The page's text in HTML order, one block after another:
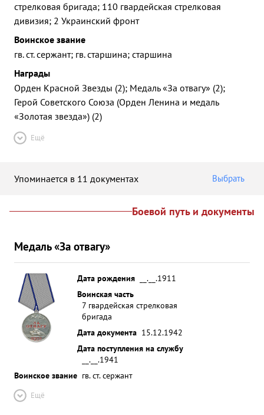
стрелковая бригада; 110 гвардейская стрелковая
дивизия; 2 Украинский фронт
Воинское звание
гв. ст. сержант; гв. старшина; старшина
Награды
Орден Красной Звезды (2); Медаль «За отвагу» (2);
Герой Советского Союза (Орден Ленина и медаль
«Золотая звезда») (2)
Ещё
Упоминается в 11 документах Выбрать
Боевой путь и документы
Медаль «За отвагу»
Дата рождения
__.__.1911
Воинская часть
7 гвардейская стрелковая
бригада
Дата документа 15.12.1942
Дата поступления на службу
__.__.1941
Воинское звание гв. ст. сержант
Ещё